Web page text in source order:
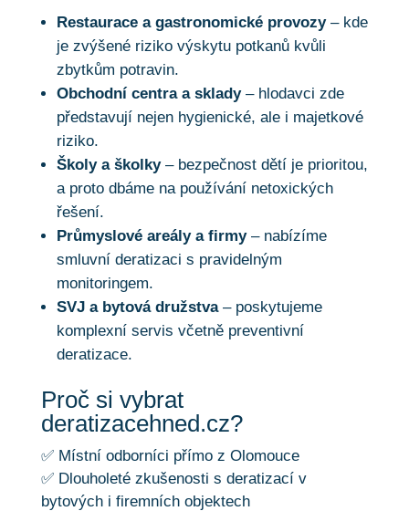
Restaurace a gastronomické provozy– kde
je zvýšené riziko výskytu potkanů kvůli
zbytkům potravin.
Obchodní centra a sklady– hlodavci zde
představují nejen hygienické, ale i majetkové
riziko.
Školy a školky– bezpečnost dětí je prioritou,
a proto dbáme na používání netoxických
řešení.
Průmyslové areály a firmy– nabízíme
smluvní deratizaci s pravidelným
monitoringem.
SVJ a bytová družstva– poskytujeme
komplexní servis včetně preventivní
deratizace.
Proč si vybrat
deratizacehned.cz?
✅ Místní odborníci přímo z Olomouce
✅ Dlouholeté zkušenosti s deratizací v
bytových i firemních objektech